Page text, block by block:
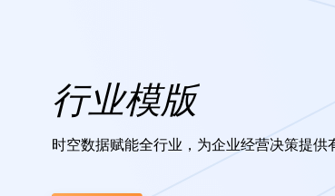
行业模版
时空数据赋能全行业，为企业经营决策提供